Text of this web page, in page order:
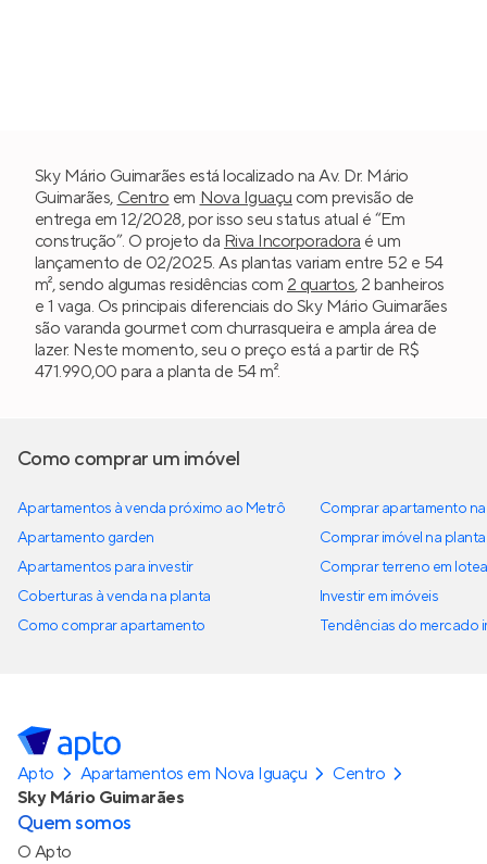
Sky Mário Guimarães está localizado na Av. Dr. Mário
Guimarães, Centro em Nova Iguaçu com previsão de
entrega em 12/2028, por isso seu status atual é “Em
construção”. O projeto da Riva Incorporadora é um
lançamento de 02/2025. As plantas variam entre 52 e 54
m², sendo algumas residências com 2 quartos, 2 banheiros
e 1 vaga. Os principais diferenciais do Sky Mário Guimarães
são varanda gourmet com churrasqueira e ampla área de
lazer. Neste momento, seu o preço está a partir de R$
471.990,00 para a planta de 54 m².
Como comprar um imóvel
Apartamentos à venda próximo ao Metrô
Apartamento garden
Apartamentos para investir
Coberturas à venda na planta
Como comprar apartamento
Comprar apartamento
Comprar imóvel na planta
Comprar terreno em
Investir em imóveis
Tendências do mercado
Apto Apartamentos em Nova Iguaçu
Centro
Sky Mário Guimarães
Quem somos
O Apto